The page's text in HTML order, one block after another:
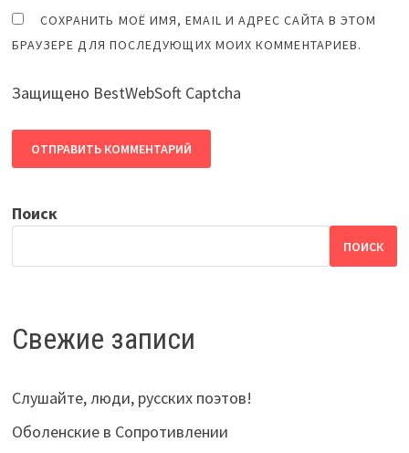
СОХРАНИТЬ МОЁ ИМЯ, EMAIL И АДРЕС САЙТА В ЭТОМ
БРАУЗЕРЕ ДЛЯ ПОСЛЕДУЮЩИХ МОИХ КОММЕНТАРИЕВ.
Защищено BestWebSoft Captcha
Поиск
ПОИСК
Свежие записи
Слушайте, люди, русских поэтов!
Оболенские в Сопротивлении